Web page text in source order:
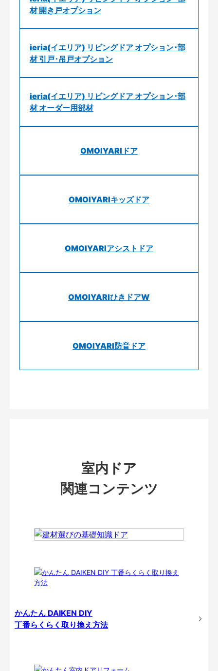
材 開き戸オプション
ieria(イエリア) リビングドア オプション･部
材 引戸･吊戸オプション
ieria(イエリア) リビングドア オプション･部
材 オーダー用部材
OMOIYARIドア
OMOIYARIキッズドア
OMOIYARIアシストドア
OMOIYARIひきドアW
OMOIYARI防音ドア
室内ドア
関連コンテンツ
かんたん DAIKEN DIY
丁番らくらく取り換え方法